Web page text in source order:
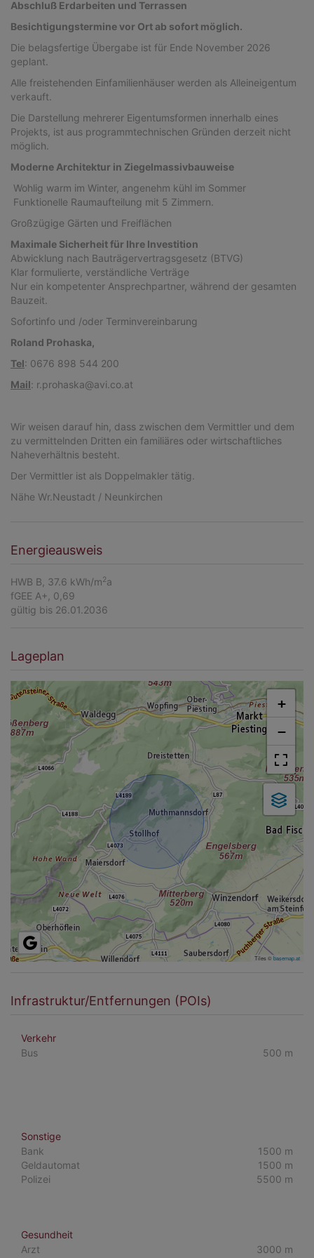
Abschluß Erdarbeiten und Terrassen
Besichtigungstermine vor Ort ab sofort möglich.
Die belagsfertige Übergabe ist für Ende November 2026
geplant.
Alle freistehenden Einfamilienhäuser werden als Alleineigentum
verkauft.
Die Darstellung mehrerer Eigentumsformen innerhalb eines
Projekts, ist aus programmtechnischen Gründen derzeit nicht
möglich.
Moderne Architektur in Ziegelmassivbauweise
Wohlig warm im Winter, angenehm kühl im Sommer
Funktionelle Raumaufteilung mit 5 Zimmern.
Großzügige Gärten und Freiflächen
Maximale Sicherheit für Ihre Investition
Abwicklung nach Bauträgervertragsgesetz (BTVG)
Klar formulierte, verständliche Verträge
Nur ein kompetenter Ansprechpartner, während der gesamten
Bauzeit.
Sofortinfo und /oder Terminvereinbarung
Roland Prohaska,
Tel: 0676 898 544 200
Mail: r.prohaska@avi.co.at
Wir weisen darauf hin, dass zwischen dem Vermittler und dem
zu vermittelnden Dritten ein familiäres oder wirtschaftliches
Naheverhältnis besteht.
Der Vermittler ist als Doppelmakler tätig.
Nähe Wr.Neustadt / Neunkirchen
Energieausweis
HWB B, 37.6 kWh/m2a
fGEE A+, 0,69
gültig bis 26.01.2036
Lageplan
+
−
Tiles ©basemap.at
Infrastruktur/Entfernungen (POIs)
Verkehr
Bus
500 m
Sonstige
Bank
1500 m
Geldautomat
1500 m
Polizei
5500 m
Gesundheit
Arzt
3000 m